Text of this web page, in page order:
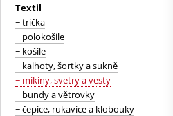
Textil
− trička
− polokošile
− košile
− kalhoty, šortky a sukně
− mikiny, svetry a vesty
− bundy a větrovky
− čepice, rukavice a klobouky